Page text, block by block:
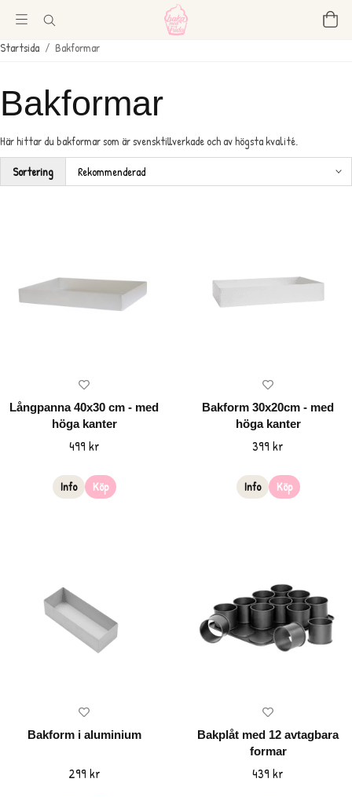
Startsida / Bakformar
Bakformar
Här hittar du bakformar som är svensktillverkade och av högsta kvalité.
Sortering
Långpanna 40x30 cm - med
höga kanter
499 kr
Info Köp
Bakform 30x20cm - med
höga kanter
399 kr
Info Köp
Bakform i aluminium
299 kr
Bakplåt med 12 avtagbara
formar
439 kr